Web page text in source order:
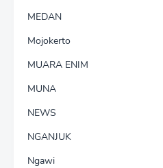
MEDAN
Mojokerto
MUARA ENIM
MUNA
NEWS
NGANJUK
Ngawi